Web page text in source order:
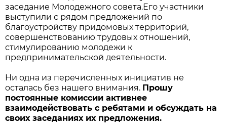
заседание Молодежного совета.Его участники
выступили с рядом предложений по
благоустройству придомовых территорий,
совершенствованию трудовых отношений,
стимулированию молодежи к
предпринимательской деятельности.
Ни одна из перечисленных инициатив не
осталась без нашего внимания. Прошу
постоянные комиссии активнее
взаимодействовать с ребятами и обсуждать на
своих заседаниях их предложения.